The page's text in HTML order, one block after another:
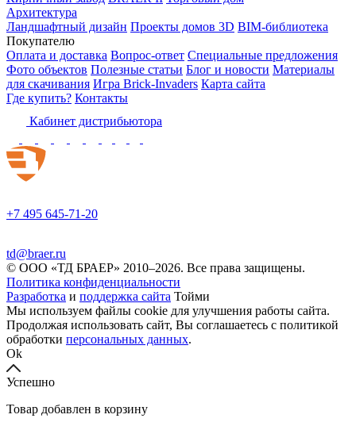
Архитектура
Ландшафтный дизайн Проекты домов 3D BIM-библиотека
Покупателю
Оплата и доставка Вопрос-ответ Специальные предложения
Фото объектов Полезные статьи Блог и новости Материалы
для скачивания Игра Brick-Invaders Карта сайта
Где купить? Контакты
Кабинет дистрибьютора
+7 495 645-71-20
td@braer.ru
© OOO «ТД БРАЕР» 2010–2026. Все права защищены.
Политика конфиденциальности
Разработка и поддержка сайта Тойми
Мы используем файлы cookie для улучшения работы сайта.
Продолжая использовать сайт, Вы соглашаетесь с политикой
обработки персональных данных.
Ok
Успешно
Товар добавлен в корзину